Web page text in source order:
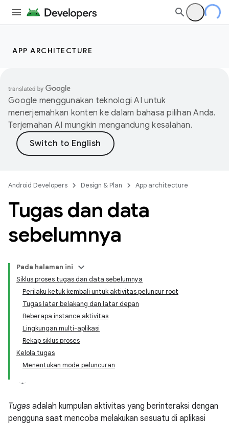
APP ARCHITECTURE
Google menggunakan teknologi AI untuk
menerjemahkan konten ke dalam bahasa pilihan Anda.
Terjemahan AI mungkin mengandung kesalahan.
Android Developers Design & Plan App architecture
Tugas dan data
sebelumnya
Pada halaman ini
Siklus proses tugas dan data sebelumnya
Perilaku ketuk kembali untuk aktivitas peluncur root
Tugas latar belakang dan latar depan
Beberapa instance aktivitas
Lingkungan multi-aplikasi
Rekap siklus proses
Kelola tugas
Menentukan mode peluncuran
Tugas adalah kumpulan aktivitas yang berinteraksi dengan
pengguna saat mencoba melakukan sesuatu di aplikasi